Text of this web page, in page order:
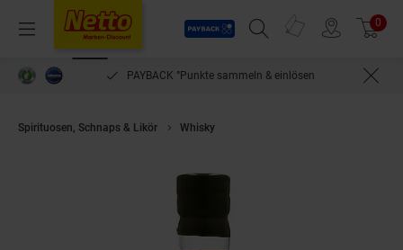
Menü
Payback
Suchfeld einblenden
Prospekte 0
PAYBACK °Punkte sammeln & einlösen
Spirituosen, Schnaps & Likör Whisky